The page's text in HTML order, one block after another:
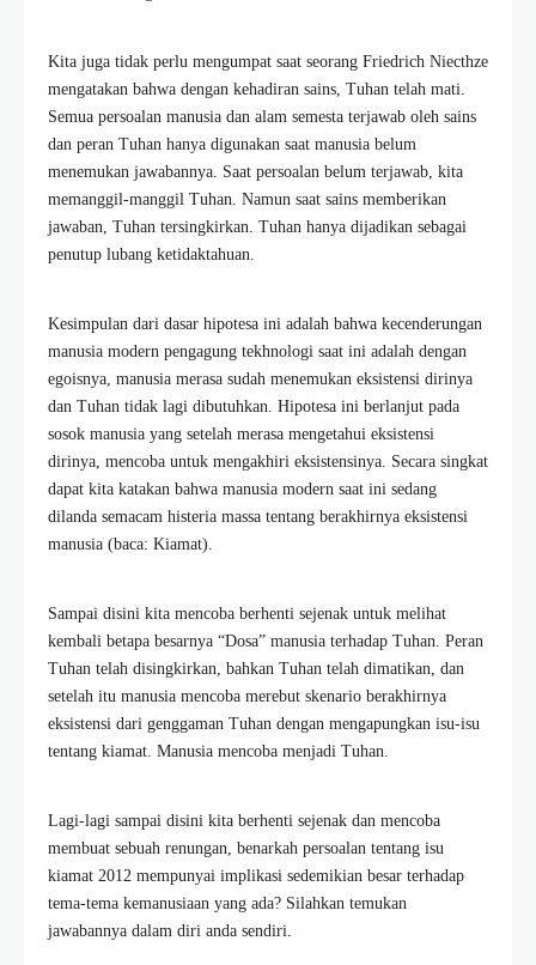
Kita juga tidak perlu mengumpat saat seorang Friedrich Niecthze
mengatakan bahwa dengan kehadiran sains, Tuhan telah mati.
Semua persoalan manusia dan alam semesta terjawab oleh sains
dan peran Tuhan hanya digunakan saat manusia belum
menemukan jawabannya. Saat persoalan belum terjawab, kita
memanggil-manggil Tuhan. Namun saat sains memberikan
jawaban, Tuhan tersingkirkan. Tuhan hanya dijadikan sebagai
penutup lubang ketidaktahuan.
Kesimpulan dari dasar hipotesa ini adalah bahwa kecenderungan
manusia modern pengagung tekhnologi saat ini adalah dengan
egoisnya, manusia merasa sudah menemukan eksistensi dirinya
dan Tuhan tidak lagi dibutuhkan. Hipotesa ini berlanjut pada
sosok manusia yang setelah merasa mengetahui eksistensi
dirinya, mencoba untuk mengakhiri eksistensinya. Secara singkat
dapat kita katakan bahwa manusia modern saat ini sedang
dilanda semacam histeria massa tentang berakhirnya eksistensi
manusia (baca: Kiamat).
Sampai disini kita mencoba berhenti sejenak untuk melihat
kembali betapa besarnya “Dosa” manusia terhadap Tuhan. Peran
Tuhan telah disingkirkan, bahkan Tuhan telah dimatikan, dan
setelah itu manusia mencoba merebut skenario berakhirnya
eksistensi dari genggaman Tuhan dengan mengapungkan isu-isu
tentang kiamat. Manusia mencoba menjadi Tuhan.
Lagi-lagi sampai disini kita berhenti sejenak dan mencoba
membuat sebuah renungan, benarkah persoalan tentang isu
kiamat 2012 mempunyai implikasi sedemikian besar terhadap
tema-tema kemanusiaan yang ada? Silahkan temukan
jawabannya dalam diri anda sendiri.